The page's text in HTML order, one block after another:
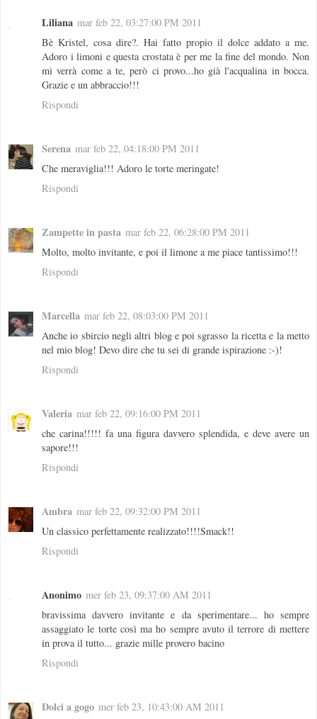
Liliana mar feb 22, 03:27:00 PM 2011
Bè Kristel, cosa dire?. Hai fatto propio il dolce addato a me.
Adoro i limoni e questa crostata è per me la fine del mondo. Non
mi verrà come a te, però ci provo...ho già l'acqualina in bocca.
Grazie e un abbraccio!!!
Rispondi
Serena mar feb 22, 04:18:00 PM 2011
Che meraviglia!!! Adoro le torte meringate!
Rispondi
Zampette in pasta mar feb 22, 06:28:00 PM 2011
Molto, molto invitante, e poi il limone a me piace tantissimo!!!
Rispondi
Marcella mar feb 22, 08:03:00 PM 2011
Anche io sbircio negli altri blog e poi sgrasso la ricetta e la metto
nel mio blog! Devo dire che tu sei di grande ispirazione :-)!
Rispondi
Valeria mar feb 22, 09:16:00 PM 2011
che carina!!!!! fa una figura davvero splendida, e deve avere un
sapore!!!
Rispondi
Ambra mar feb 22, 09:32:00 PM 2011
Un classico perfettamente realizzato!!!!Smack!!
Rispondi
Anonimo mer feb 23, 09:37:00 AM 2011
bravissima davvero invitante e da sperimentare... ho sempre
assaggiato le torte così ma ho sempre avuto il terrore di mettere
in prova il tutto... grazie mille provero bacino
Rispondi
Dolci a gogo mer feb 23, 10:43:00 AM 2011